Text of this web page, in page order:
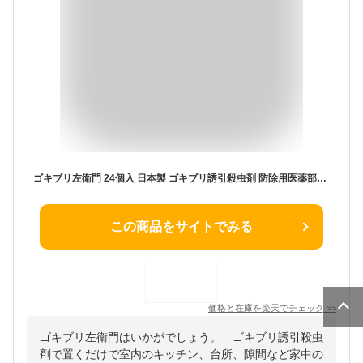
ゴキブリ左衛門 24個入 日本製 ゴキブリ誘引殺虫剤 防除用医薬部外品 対策 置くだけ 部屋 家中 室内 キッチン 台所 隙間 害虫対策 グッズ 春 夏 秋
この商品をサイトでみる
価格と在庫を楽天でチェック >>
ゴキブリ左衛門はいかがでしょう。 ゴキブリ誘引殺虫
剤で置くだけで室内のキッチン、台所、隙間など家中の